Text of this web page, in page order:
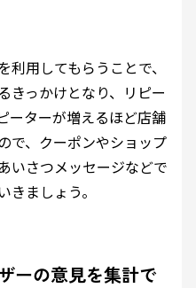
用してもらうことで、
きっかけとなり、リピー
ーターが増えるほど店舗
で、クーポンやショップ
いさつメッセージなどで
ましょう。
ーの意見を集計で